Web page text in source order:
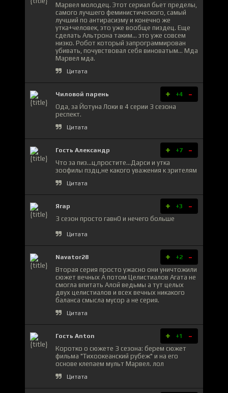
Марвел молодец. Этот сериал бьет пределы,
самого лучшего феминистического, самый
лучший по антирасизму и конечно же
утка+человек, это уже вообще пиздец. Еще
сделать Альтрона таким... это уже совсем
низко. Робот который запрограммирован
убивать, почувствовал себя виноватым... Мда
Марвел мда.
Цитата
Чиловой парень + +4 -
Ода, за Йотуна Локи в 4 серии 3 сезона
респект.
Цитата
Гость Александр + +7 -
Что за пиз...ц,простите...Дарси и утка
зоофилы пздц,не какого уважения к зрителям
Цитата
Ягар + +3 -
3 сезон просто гавн0 и нечего больше
Цитата
Navator28 + +2 -
Вторая серия просто ужасно они уничтожили
сюжет вечных А потом Целистиалов Агата не
смогла впитать Алой ведьмы а тут целых
двух целистиалов и всех вечных никакого
баланса смысла мусор а не серия.
Цитата
Гость Anton + +1 -
Коротко о сюжете 3 сезона: берем сюжет
фильма "Тихоокеанский рубеж" и на его
основе клепаем мульт Марвел. лол
Цитата